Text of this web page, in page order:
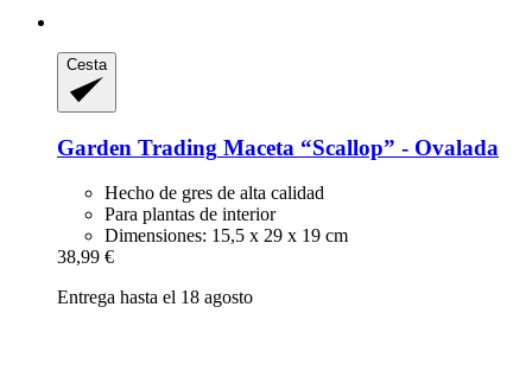
Cesta
Garden Trading Maceta “Scallop” -​ Ovalada
Hecho de gres de alta calidad
Para plantas de interior
Dimensiones: 15,5 x 29 x 19 cm
38,99 €
Entrega hasta el 18 agosto